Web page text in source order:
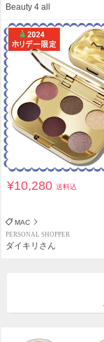
Beauty 4 all
¥10,280送料込
MAC
PERSONAL SHOPPER
ダイキリさん